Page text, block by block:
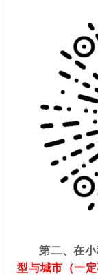
第二、在
型与城市（一定